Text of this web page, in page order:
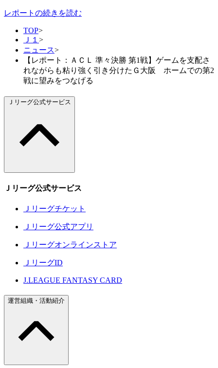
レポートの続きを読む
TOP>
Ｊ１ >
ニュース>
【レポート：ＡＣＬ 準々決勝 第1戦】ゲームを支配さ
れながらも粘り強く引き分けたＧ大阪 ホームでの第2
戦に望みをつなげる
Ｊリーグ公式サービス
Ｊリーグ公式サービス
Ｊリーグチケット
Ｊリーグ公式アプリ
Ｊリーグオンラインストア
ＪリーグID
J.LEAGUE FANTASY CARD
運営組織・活動紹介